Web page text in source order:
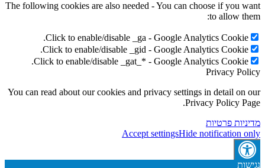
The following cookies are also needed - You can choose if you
to allow
Click to enable/disable _ga - Google Analytics
Click to enable/disable _gid - Google Analytics
Click to enable/disable _gat_* - Google Analytics
Privacy
You can read about our cookies and privacy settings in detail
Privacy Policy
פרטיות
Accept settings Hide notification